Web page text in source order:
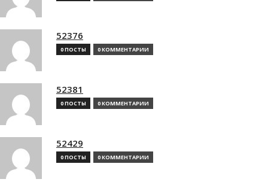
52376
0 ПОСТЫ 0 КОММЕНТАРИИ
52381
0 ПОСТЫ 0 КОММЕНТАРИИ
52429
0 ПОСТЫ 0 КОММЕНТАРИИ